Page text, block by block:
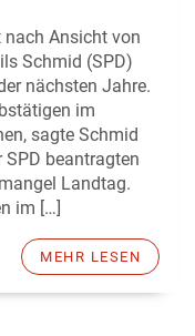
Ansicht von
Schmid (SPD)
nächsten Jahre.
im
sagte Schmid
beantragten
Landtag.
im […]
MEHR LESEN